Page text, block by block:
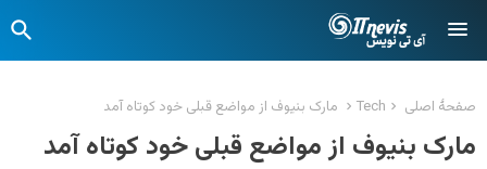
صفحهٔ اصلی Tech مارک بنیوف از مواضع قبلی خود کوتاه آمد
مارک بنیوف از مواضع قبلی خود کوتاه آمد